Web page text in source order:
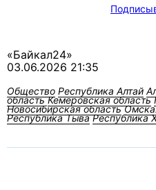
«Байкал24»
03.06.2026 21:35
Общество Республика Алтай
область Кемеровская область
Новосибирская область
Республика Тыва Республика